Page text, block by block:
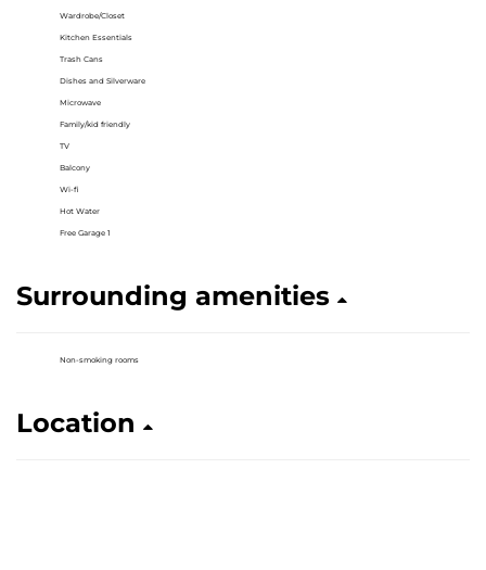
Wardrobe/Closet
Kitchen Essentials
Trash Cans
Dishes and Silverware
Microwave
Family/kid friendly
TV
Balcony
Wi-fi
Hot Water
Free Garage 1
Surrounding amenities
Non-smoking rooms
Location